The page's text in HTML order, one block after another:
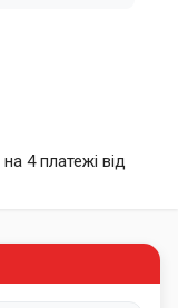
на 4 платежі від